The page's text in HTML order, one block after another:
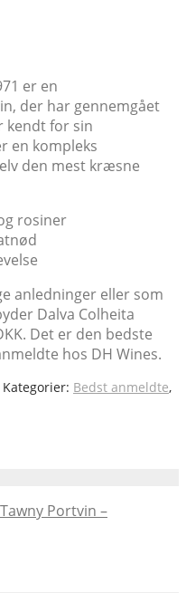
er en
der har gennemgået
kendt for sin
en kompleks
den mest kræsne
rosiner
anledninger eller som
Dalva Colheita
Det er den bedste
hos DH Wines.
Kategorier: Bedst anmeldte,
Portvin –